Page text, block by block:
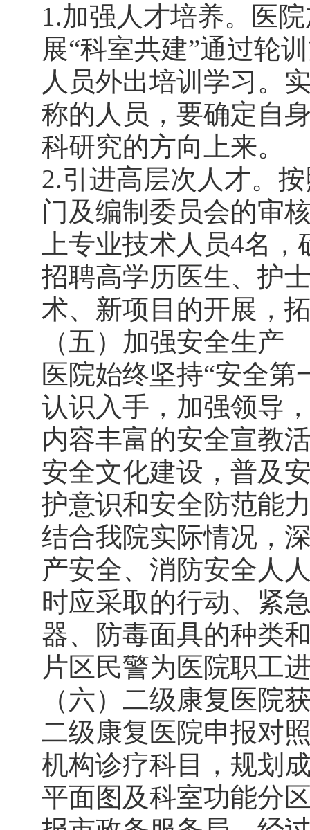
1.加强人才培养。医
展“科室共建”通过轮
人员外出培训学习。
称的人员，要确定自
科研究的方向上来。
2.引进高层次人才。
门及编制委员会的审
上专业技术人员4名
招聘高学历医生、护
术、新项目的开展，
（五）加强安全生产
医院始终坚持“安全
认识入手，加强领导
内容丰富的安全宣教
安全文化建设，普及
护意识和安全防范能
结合我院实际情况，
产安全、消防安全人
时应采取的行动、紧
器、防毒面具的种类
片区民警为医院职工
（六）二级康复医院
二级康复医院申报对
机构诊疗科目，规划
平面图及科室功能分